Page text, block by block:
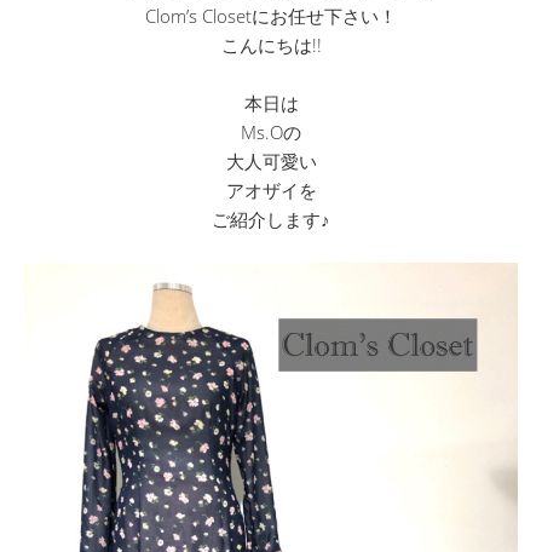
Clom’s Closetにお任せ下さい！
こんにちは!!
本日は
Ms.Oの
大人可愛い
アオザイを
ご紹介します♪